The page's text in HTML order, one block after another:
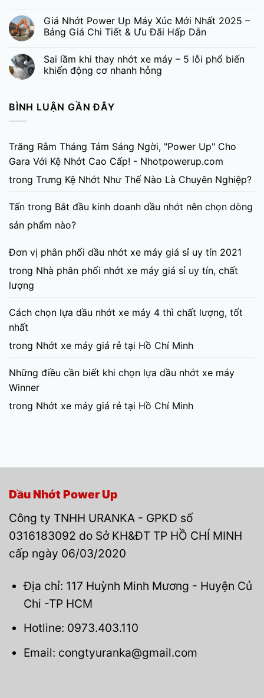
Giá Nhớt Power Up Máy Xúc Mới Nhất 2025 –
Bảng Giá Chi Tiết & Ưu Đãi Hấp Dẫn
Sai lầm khi thay nhớt xe máy – 5 lỗi phổ biến
khiến động cơ nhanh hỏng
BÌNH LUẬN GẦN ĐÂY
Trăng Rằm Tháng Tám Sáng Ngời, "Power Up" Cho
Gara Với Kệ Nhớt Cao Cấp! - Nhotpowerup.com
trong Trưng Kệ Nhớt Như Thế Nào Là Chuyên Nghiệp?
Tấn trong Bắt đầu kinh doanh dầu nhớt nên chọn dòng
sản phẩm nào?
Đơn vị phân phối dầu nhớt xe máy giá sỉ uy tín 2021
trong Nhà phân phối nhớt xe máy giá sỉ uy tín, chất
lượng
Cách chọn lựa dầu nhớt xe máy 4 thì chất lượng, tốt
nhất
trong Nhớt xe máy giá rẻ tại Hồ Chí Minh
Những điều cần biết khi chọn lựa dầu nhớt xe máy
Winner
trong Nhớt xe máy giá rẻ tại Hồ Chí Minh
Dầu Nhớt Power Up
Công ty TNHH URANKA - GPKD số
0316183092 do Sở KH&ĐT TP HỒ CHÍ MINH
cấp ngày 06/03/2020
Địa chỉ: 117 Huỳnh Minh Mương - Huyện Củ
Chi -TP HCM
Hotline: 0973.403.110
Email: congtyuranka@gmail.com